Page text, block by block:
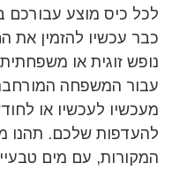
לכל כיס מוצע עבורכם
כבר עכשיו להזמין את
נופש זוגית או
עבור המשפחה
מעכשיו לעכשיו או
להעדפות שלכם. תהנו
המקורות, עם מים